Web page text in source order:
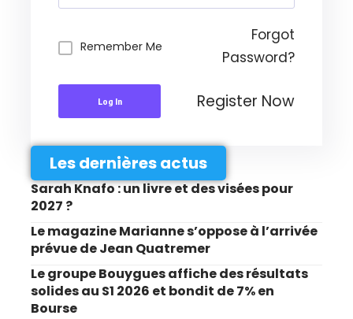
Remember Me
Forgot
Password?
Log In Register Now
Les dernières actus
Sarah Knafo : un livre et des visées pour
2027 ?
Le magazine Marianne s’oppose à l’arrivée
prévue de Jean Quatremer
Le groupe Bouygues affiche des résultats
solides au S1 2026 et bondit de 7% en
Bourse